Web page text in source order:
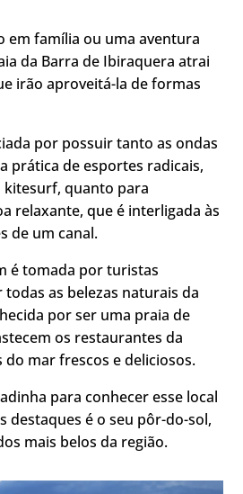
em família ou uma aventura
da Barra de Ibiraquera atrai
irão aproveitá-la de formas
por possuir tanto as ondas
prática de esportes radicais,
quanto para
relaxante, que é interligada às
de um canal.
é tomada por turistas
as belezas naturais da
por ser uma praia de
os restaurantes da
mar frescos e deliciosos.
para conhecer esse local
destaques é o seu pôr-do-sol,
mais belos da região.